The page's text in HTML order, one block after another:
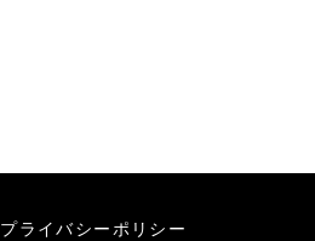
プライバシーポリシー